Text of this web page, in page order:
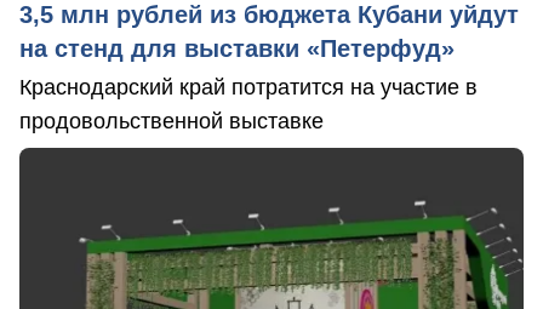
3,5 млн рублей из бюджета Кубани уйдут
на стенд для выставки «Петерфуд»
Краснодарский край потратится на участие в
продовольственной выставке